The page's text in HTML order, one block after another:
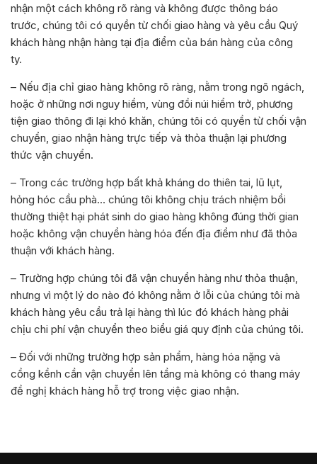
nhận một cách không rõ ràng và không được thông báo
trước, chúng tôi có quyền từ chối giao hàng và yêu cầu Quý
khách hàng nhận hàng tại địa điểm của bán hàng của công
ty.
– Nếu địa chỉ giao hàng không rõ ràng, nằm trong ngõ ngách,
hoặc ở những nơi nguy hiểm, vùng đồi núi hiểm trở, phương
tiện giao thông đi lại khó khăn, chúng tôi có quyền từ chối vận
chuyển, giao nhận hàng trực tiếp và thỏa thuận lại phương
thức vận chuyển.
– Trong các trường hợp bất khả kháng do thiên tai, lũ lụt,
hỏng hóc cầu phà… chúng tôi không chịu trách nhiệm bồi
thường thiệt hại phát sinh do giao hàng không đúng thời gian
hoặc không vận chuyển hàng hóa đến địa điểm như đã thỏa
thuận với khách hàng.
– Trường hợp chúng tôi đã vận chuyển hàng như thỏa thuận,
nhưng vì một lý do nào đó không nằm ở lỗi của chúng tôi mà
khách hàng yêu cầu trả lại hàng thì lúc đó khách hàng phải
chịu chi phí vận chuyển theo biểu giá quy định của chúng tôi.
– Đối với những trường hợp sản phẩm, hàng hóa nặng và
cồng kềnh cần vận chuyển lên tầng mà không có thang máy
đề nghị khách hàng hỗ trợ trong việc giao nhận.